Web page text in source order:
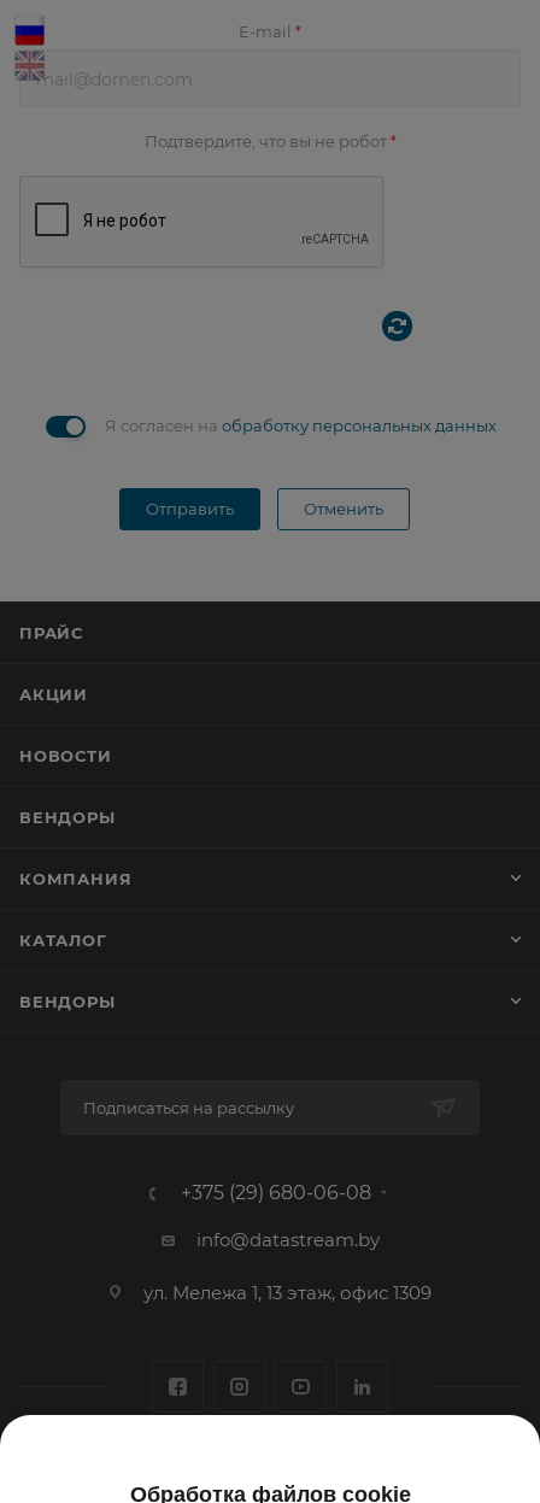
E-mail *
Подтвердите, что вы не робот *
Я согласен на обработку персональных данных
Отправить Отменить
ПРАЙС
АКЦИИ
НОВОСТИ
ВЕНДОРЫ
КОМПАНИЯ
КАТАЛОГ
ВЕНДОРЫ
Подписаться на рассылку
+375 (29) 680-06-08
info@datastream.by
ул. Мележа 1, 13 этаж, офис 1309